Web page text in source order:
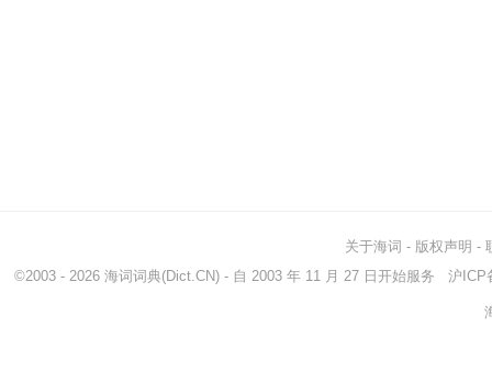
关于海词 - 版权声明 -
©2003 - 2026 海词词典(Dict.CN) - 自 2003 年 11 月 27 日开始服务 沪ICP